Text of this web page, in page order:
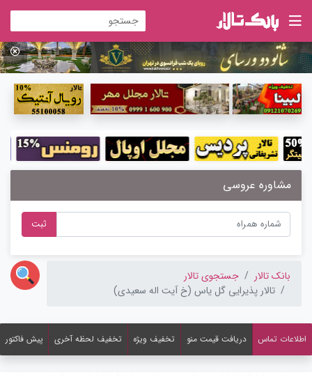
مشاوره عروسی
ثبت
بانک تالار
جستجوی تالار
تالار پذیرایی گل یاس (خ آیت اله سعیدی)
اطلاعات تماس دریافت قیمت منو تخفیف ویژه تخفیف لحظه آخری پیش فاکتور